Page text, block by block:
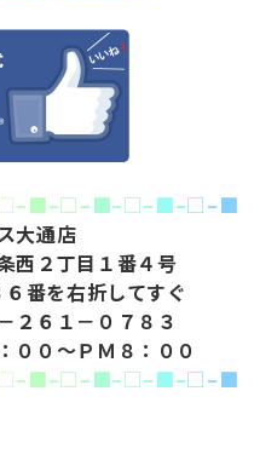
–■–□–■–□–■–□–■
大通店
西２丁目１番４号
６番を右折してすぐ
６１－０７８３
０～ＰＭ８：００
–■–□–■–□–■–□–■